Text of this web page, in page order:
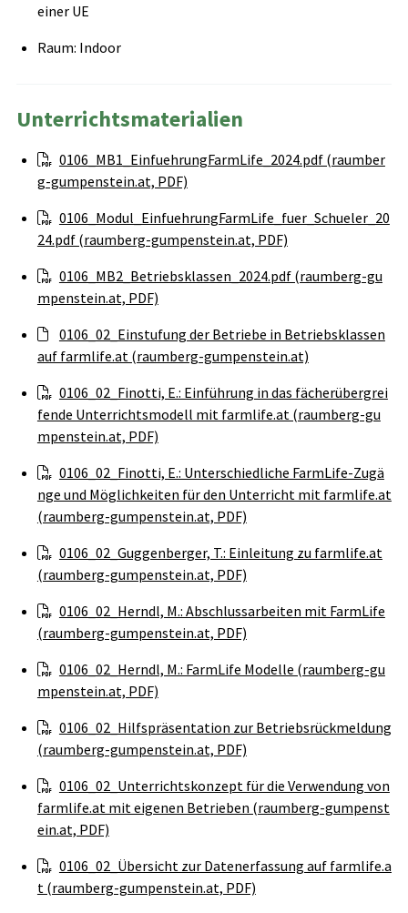
einer UE
Raum: Indoor
Unterrichtsmaterialien
0106_MB1_EinfuehrungFarmLife_2024.pdf (raumber
g-gumpenstein.at, PDF)
0106_Modul_EinfuehrungFarmLife_fuer_Schueler_20
24.pdf (raumberg-gumpenstein.at, PDF)
0106_MB2_Betriebsklassen_2024.pdf (raumberg-gu
mpenstein.at, PDF)
0106_02_Einstufung der Betriebe in Betriebsklassen
auf farmlife.at (raumberg-gumpenstein.at)
0106_02_Finotti, E.: Einführung in das fächerübergrei
fende Unterrichtsmodell mit farmlife.at (raumberg-gu
mpenstein.at, PDF)
0106_02_Finotti, E.: Unterschiedliche FarmLife-Zugä
nge und Möglichkeiten für den Unterricht mit farmlife.at
(raumberg-gumpenstein.at, PDF)
0106_02_Guggenberger, T.: Einleitung zu farmlife.at
(raumberg-gumpenstein.at, PDF)
0106_02_Herndl, M.: Abschlussarbeiten mit FarmLife
(raumberg-gumpenstein.at, PDF)
0106_02_Herndl, M.: FarmLife Modelle (raumberg-gu
mpenstein.at, PDF)
0106_02_Hilfspräsentation zur Betriebsrückmeldung
(raumberg-gumpenstein.at, PDF)
0106_02_Unterrichtskonzept für die Verwendung von
farmlife.at mit eigenen Betrieben (raumberg-gumpenst
ein.at, PDF)
0106_02_Übersicht zur Datenerfassung auf farmlife.a
t (raumberg-gumpenstein.at, PDF)